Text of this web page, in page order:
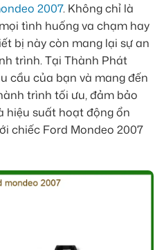
2007. Không chỉ là
tình huống va chạm hay
bị này còn mang lại sự an
trình. Tại Thành Phát
cầu của bạn và mang đến
trình tối ưu, đảm bảo
hiệu suất hoạt động ổn
chiếc Ford Mondeo 2007